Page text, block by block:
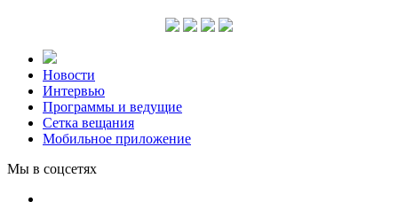
Новости
Интервью
Программы и ведущие
Сетка вещания
Мобильное приложение
Мы в соцсетях